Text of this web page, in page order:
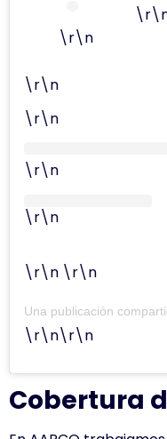
\r\n
\r\n
\r\n
\r\n
\r\n
\r\n \r\n
\r\n\r\n
Cobertura